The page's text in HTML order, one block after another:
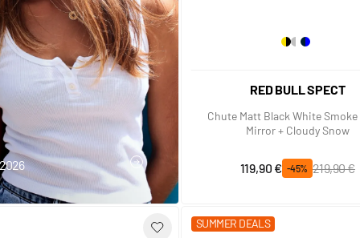
J'EN PROFITE
RED BULL SPECT
Chute Matt Black White
Mirror + Cloudy Snow
Prix spécial
119,90 € -45%
Prix normal
219,90 €
SUMMER DEALS